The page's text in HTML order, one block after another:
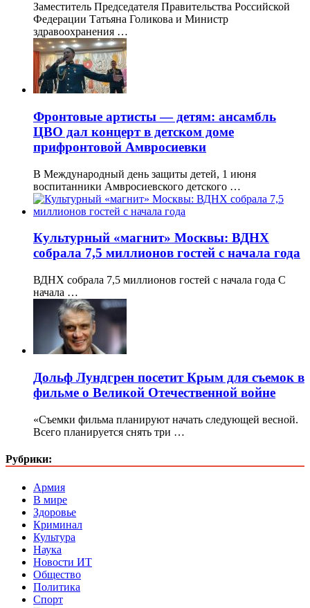
Заместитель Председателя Правительства Российской
Федерации Татьяна Голикова и Министр
здравоохранения …
Фронтовые артисты — детям: ансамбль
ЦВО дал концерт в детском доме
прифронтовой Амвросиевки
В Международный день защиты детей, 1 июня
воспитанники Амвросиевского детского …
Культурный «магнит» Москвы: ВДНХ
собрала 7,5 миллионов гостей с начала года
ВДНХ собрала 7,5 миллионов гостей с начала года С
начала …
Дольф Лундгрен посетит Крым для съемок в
фильме о Великой Отечественной войне
«Съемки фильма планируют начать следующей весной.
Всего планируется снять три …
Рубрики:
Армия
В мире
Здоровье
Криминал
Культура
Наука
Новости ИТ
Общество
Политика
Спорт